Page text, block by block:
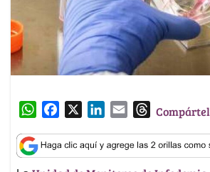
W
a
t
c
e
n
k
a
i
T
r
e